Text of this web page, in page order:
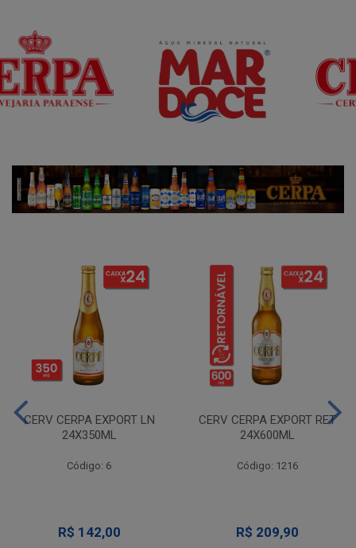
CERV CERPA EXPORT LN
24X350ML
Código: 6
R$ 142,00
CERV CERPA EXPORT RET
24X600ML
Código: 1216
R$ 209,90